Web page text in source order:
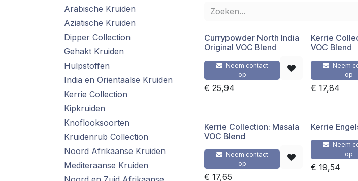
Arabische Kruiden
Aziatische Kruiden
Dipper Collection
Gehakt Kruiden
Hulpstoffen
India en Orientaalse Kruiden
Kerrie Collection
Kipkruiden
Knoflooksoorten
Kruidenrub Collection
Noord Afrikaanse Kruiden
Mediteraanse Kruiden
Currypowder North India
Original VOC Blend
Neem contact
op
€ 25,94
Kerrie
VOC Blend
Neem
op
€17,84
Kerrie Collection: Masala
VOC Blend
Neem contact
op
€ 17,65
Kerrie
Neem
op
€19,54